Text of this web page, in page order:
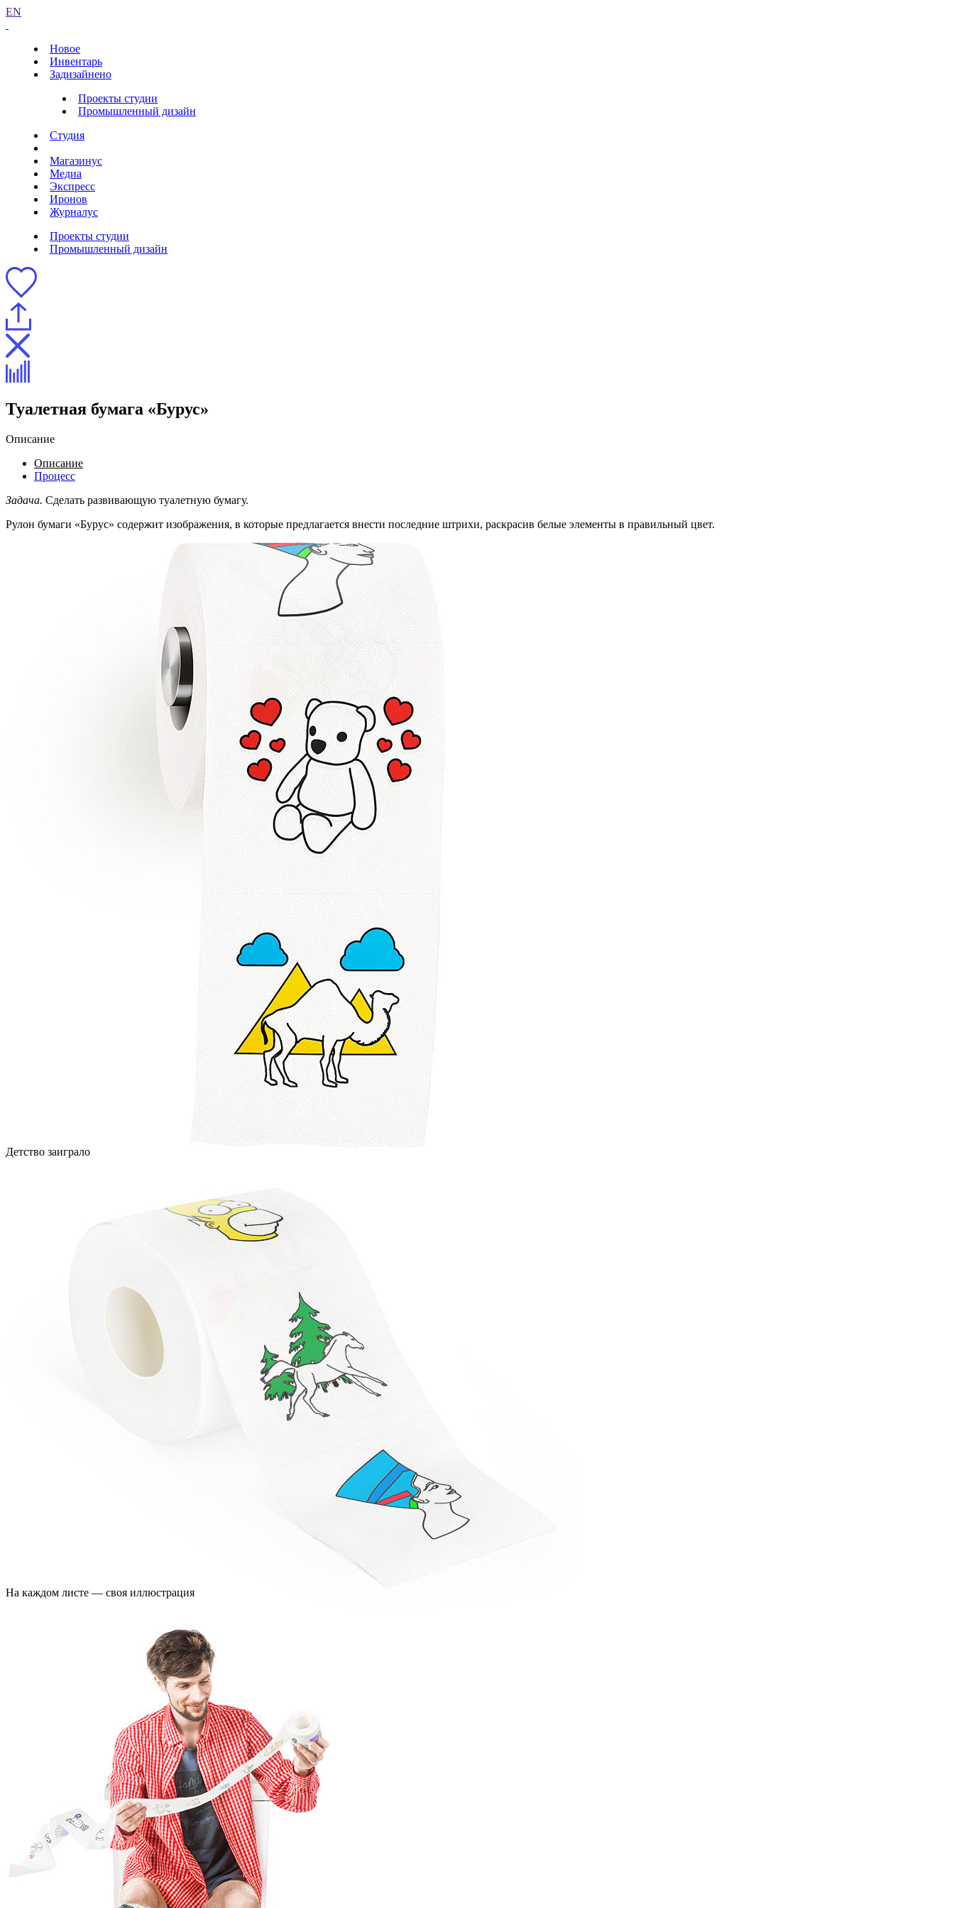
EN
Новое
Инвентарь
Задизайнено
Проекты студии
Промышленный дизайн
Студия
Магазинус
Медиа
Экспресс
Иронов
Журналус
Проекты студии
Промышленный дизайн
Туалетная бумага «Бурус»
Описание
Описание
Процесс
Задача. Сделать развивающую туалетную бумагу.
Рулон бумаги «Бурус» содержит изображения, в которые предлагается внести последние штрихи, раскрасив белые элементы в правильный цвет.
Детство заиграло
На каждом листе — своя иллюстрация